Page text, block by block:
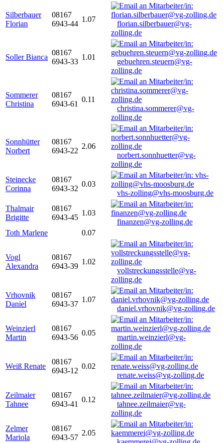
Silberbauer
Florian
08167
6943-44
1.07
florian.silberbauer@vg-
zolling.de
Soller Bianca
08167
6943-33
1.01
gebuehren.steuern@vg-
zolling.de
Sommerer
Christina
08167
6943-61
0.11
christina.sommerer@vg-
zolling.de
Sonnhütter
Norbert
08167
6943-22
2.06
norbert.sonnhuetter@vg-
zolling.de
Steinecke
Corinna
08167
6943-32
0.03
vhs-zolling@vhs-moosburg.de
Thalmair
Brigitte
08167
6943-45
1.03
finanzen@vg-zolling.de
Toth Marlene
0.07
Vogl
Alexandra
08167
6943-39
1.02
vollstreckungsstelle@vg-
zolling.de
Vrhovnik
Daniel
08167
6943-37
1.07
daniel.vrhovnik@vg-zolling.de
Weinzierl
Martin
08167
6943-56
0.05
martin.weinzierl@vg-
zolling.de
Weiß Renate
08167
6943-12
0.02
renate.weiss@vg-zolling.de
Zeilmaier
Tahnee
08167
6943-41
0.12
tahnee.zeilmaier@vg-
zolling.de
Zelmer
Mariola
08167
6943-57
2.05